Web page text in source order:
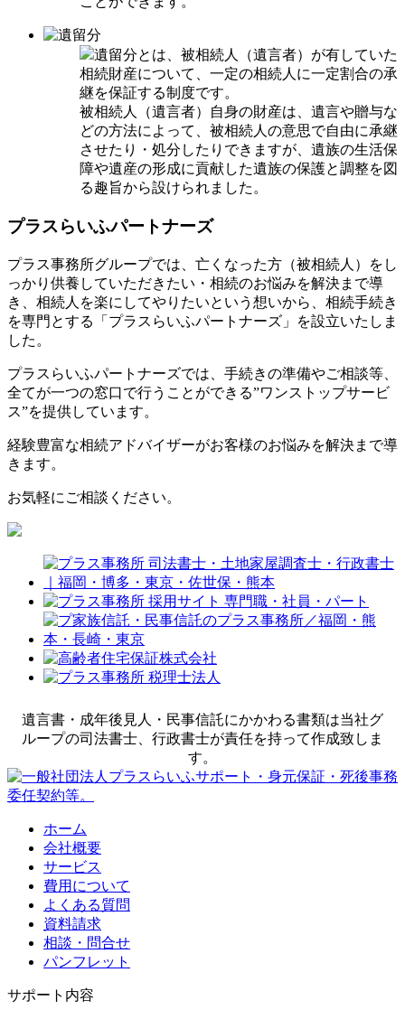
遺留分とは、被相続人（遺言者）が有していた
相続財産について、一定の相続人に一定割合の承
継を保証する制度です。
被相続人（遺言者）自身の財産は、遺言や贈与な
どの方法によって、被相続人の意思で自由に承継
させたり・処分したりできますが、遺族の生活保
障や遺産の形成に貢献した遺族の保護と調整を図
る趣旨から設けられました。
プラスらいふパートナーズ
プラス事務所グループでは、亡くなった方（被相続人）をし
っかり供養していただきたい・相続のお悩みを解決まで導
き、相続人を楽にしてやりたいという想いから、相続手続き
を専門とする「プラスらいふパートナーズ」を設立いたしま
した。
プラスらいふパートナーズでは、手続きの準備やご相談等、
全てが一つの窓口で行うことができる”ワンストップサービ
ス”を提供しています。
経験豊富な相続アドバイザーがお客様のお悩みを解決まで導
きます。
お気軽にご相談ください。
遺言書・成年後見人・民事信託にかかわる書類は当社グ
ループの司法書士、行政書士が責任を持って作成致しま
す。
ホーム
会社概要
サービス
費用について
よくある質問
資料請求
相談・問合せ
パンフレット
サポート内容